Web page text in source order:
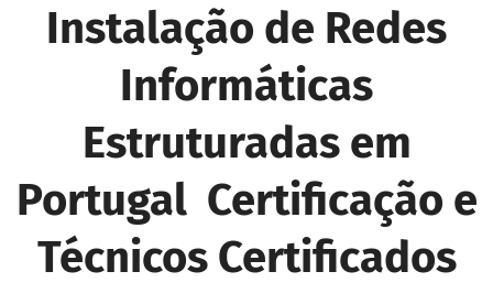
Instalação de Redes
Informáticas
Estruturadas em
Portugal Certificação e
Técnicos Certificados